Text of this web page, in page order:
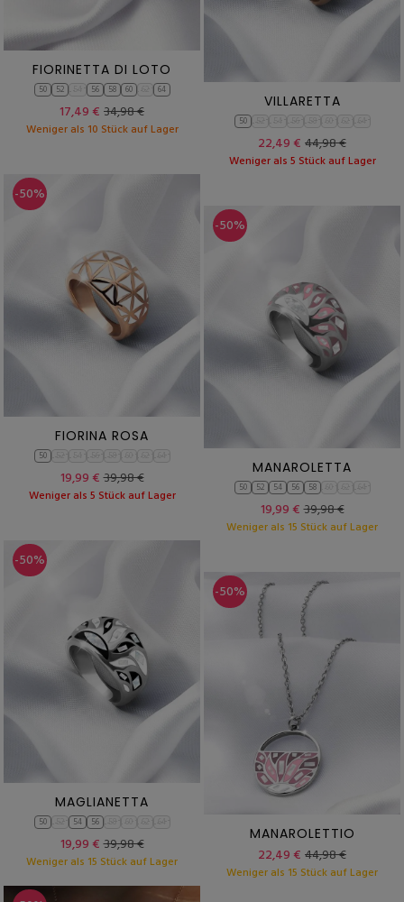
FIORINETTA DI LOTO
50 52 56 58 60 64
17,49 € 34,98 €
Weniger als 10 Stück auf Lager
VILLARETTA
50
22,49 € 44,98 €
Weniger als 5 Stück auf Lager
-50%
FIORINA ROSA
50
19,99 €39,98 €
Weniger als 5 Stück auf Lager
-50%
MANAROLETTA
50 52 54 56 58
19,99 €39,98 €
Weniger als 15 Stück auf Lager
-50%
MAGLIANETTA
50 54 56
19,99 €39,98 €
Weniger als 15 Stück auf Lager
-50%
MANAROLETTIO
22,49 € 44,98 €
Weniger als 15 Stück auf Lager